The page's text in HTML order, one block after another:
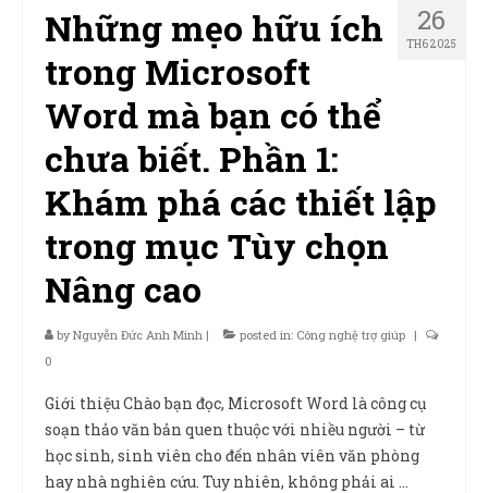
26
TH6 2025
Những mẹo hữu ích
trong Microsoft
Word mà bạn có thể
chưa biết. Phần 1:
Khám phá các thiết lập
trong mục Tùy chọn
Nâng cao
byNguyễn Đức Anh Minh | posted in: Công nghệ trợ giúp |
0
Giới thiệu Chào bạn đọc, Microsoft Word là công cụ
soạn thảo văn bản quen thuộc với nhiều người – từ
học sinh, sinh viên cho đến nhân viên văn phòng
hay nhà nghiên cứu. Tuy nhiên, không phải ai …